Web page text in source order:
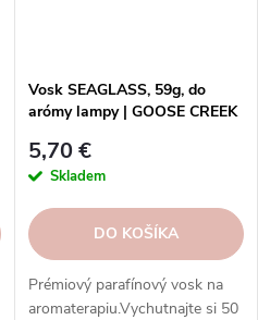
Vosk SEAGLASS, 59g, do
arómy lampy | GOOSE CREEK
5,70 €
Skladem
DO KOŠÍKA
Prémiový parafínový vosk na
aromaterapiu.Vychutnajte si 50